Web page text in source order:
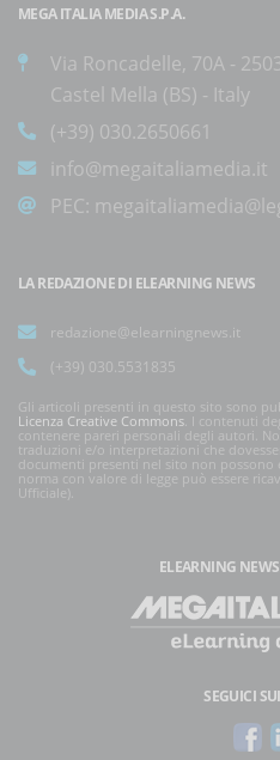
MEGA ITALIA MEDIA S.P.A.
Via Roncadelle, 70A -
Castel Mella (BS) - Italy
(+39) 030.2650661
info@megaitaliamedia.it
PEC:
LA REDAZIONE DI ELEARNING NEWS
redazione@elearningnews.it
(+39) 030.5531835
Gli articoli presenti in questo sito sono
Licenza Creative Commons. I contenuti
contenere pareri personali degli autori.
traduzioni e/o interpretazioni che
documenti presenti nel sito non possono
norma con valore di legge può essere
Ufficiale).
ELEARNING NEWS
SEGUICI